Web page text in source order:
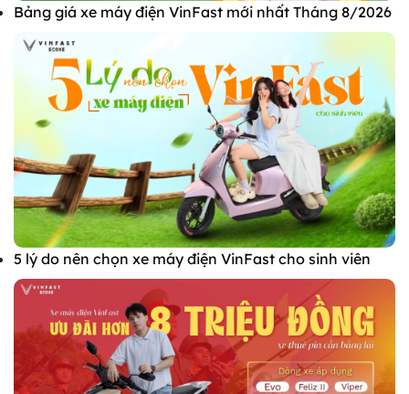
Bảng giá xe máy điện VinFast mới nhất Tháng 8/2026
5 lý do nên chọn xe máy điện VinFast cho sinh viên